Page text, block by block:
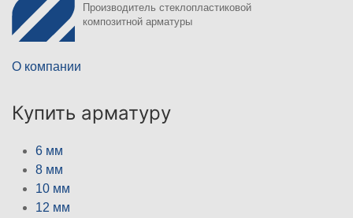
Производитель стеклопластиковой
композитной арматуры
О компании
Купить арматуру
6 мм
8 мм
10 мм
12 мм